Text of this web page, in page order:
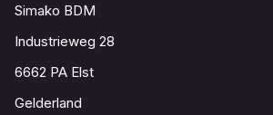
Simako BDM
Industrieweg 28
6662 PA Elst
Gelderland